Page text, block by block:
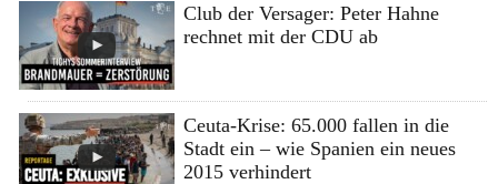
Club der Versager: Peter Hahne
rechnet mit der CDU ab
Ceuta-Krise: 65.000 fallen in die
Stadt ein – wie Spanien ein neues
2015 verhindert